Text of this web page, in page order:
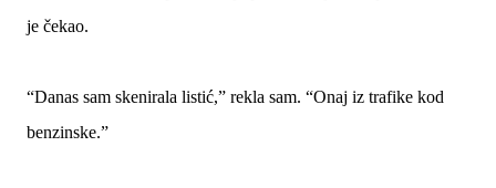
je čekao.
“Danas sam skenirala listić,” rekla sam. “Onaj iz trafike kod
benzinske.”